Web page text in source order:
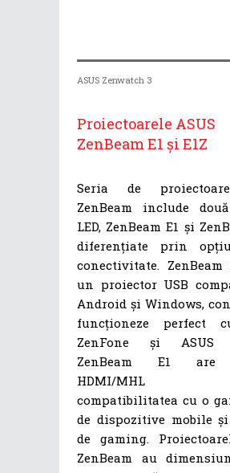
ASUS Zenwatch 3
Proiectoarele ASUS
ZenBeam E1 și E1Z
Seria de
ZenBeam include
LED, ZenBeam E1 și
diferențiate prin
conectivitate. ZenBeam
un proiector USB
Android și Windows,
funcționeze perfect
ZenFone și ASUS
ZenBeam E1
HDMI/MHL
compatibilitatea cu o
de dispozitive mobile
de gaming.
ZenBeam au